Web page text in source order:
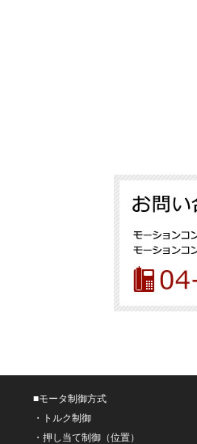
■モータ制御方式
・
トルク制御
・ 押し当て制御（位置）